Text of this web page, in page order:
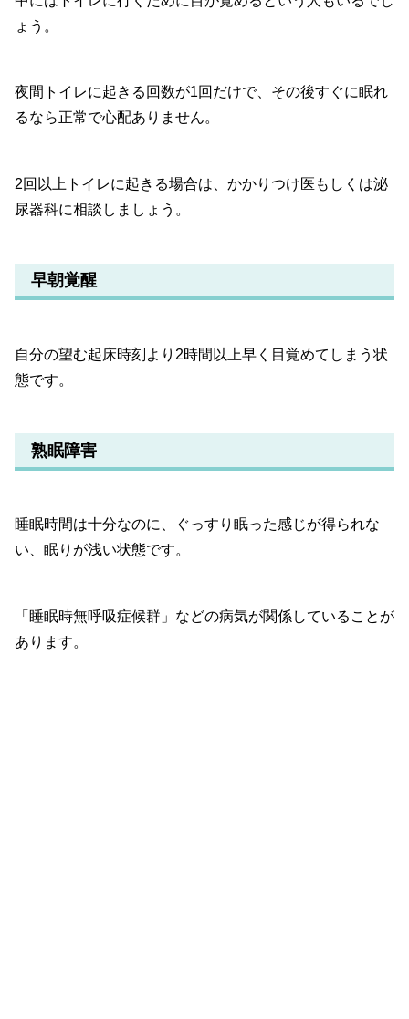
ょう。
夜間トイレに起きる回数が1回だけで、その後すぐに眠れ
るなら正常で心配ありません。
2回以上トイレに起きる場合は、かかりつけ医もしくは泌
尿器科に相談しましょう。
早朝覚醒
自分の望む起床時刻より2時間以上早く目覚めてしまう状
態です。
熟眠障害
睡眠時間は十分なのに、ぐっすり眠った感じが得られな
い、眠りが浅い状態です。
「睡眠時無呼吸症候群」などの病気が関係していることが
あります。